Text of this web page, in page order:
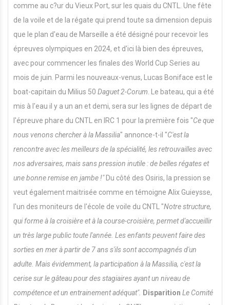
comme au c?ur du Vieux Port, sur les quais du CNTL. Une fête
de la voile et de la régate qui prend toute sa dimension depuis
que le plan d'eau de Marseille a été désigné pour recevoir les
épreuves olympiques en 2024, et d'ici là bien des épreuves,
avec pour commencer les finales des World Cup Series au
mois de juin. Parmi les nouveaux-venus, Lucas Boniface est le
boat-capitain du Milius 50 Daguet 2-Corum. Le bateau, qui a été
mis à l'eau il y a un an et demi, sera sur les lignes de départ de
l'épreuve phare du CNTL en IRC 1 pour la première fois "Ce que
nous venons chercher à la Massilia" annonce-t-il "C'estla
rencontre avec les meilleurs de la spécialité, les retrouvailles avec
nos adversaires, mais sans pression inutile : de belles régates et
une bonne remise en jambe !" Du côté des Osiris, la pression se
veut également maitrisée comme en témoigne Alix Guieysse,
l'un des moniteurs de l'école de voile du CNTL "Notre structure,
qui forme à la croisière et à la course-croisière, permet d'accueillir
un très large public toute l'année. Les enfants peuvent faire des
sorties en mer à partir de 7 ans s'ils sont accompagnés d'un
adulte. Mais évidemment, la participation à la Massilia, c'est la
cerise sur le gâteau pour des stagiaires ayant un niveau de
compétence et un entrainement adéquat". Disparition Le Comité